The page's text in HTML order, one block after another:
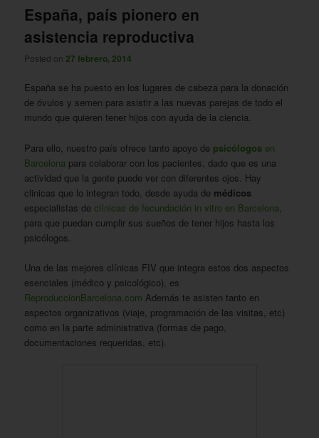
España, país pionero en
asistencia reproductiva
Posted on 27 febrero, 2014
España se ha puesto en los lugares de cabeza para la donación
de óvulos y semen para asistir a las nuevas parejas de todo el
mundo que quieren tener hijos con ayuda de la ciencia.
Para ello, nuestro país ofrece tanto apoyo de psicólogos en
Barcelona para colaborar con los pacientes, dado que es una
actividad que la gente puede ver con diferentes ojos. Hay
clinicas que lo integran todo, desde ayuda de médicos
especialistas declínicas de fecundación in vitro en Barcelona
para que puedan cumplir sus sueños de tener hijos hasta los
psicólogos.
Una de las mejores clínicas FIV que integra estos dos aspectos
esenciales (médico y psicológico), es
ReproduccionBarcelona.com Además te asisten tanto en
aspectos organizativos (viaje, programación de las visitas, etc)
como en la parte administrativa (formas de pago,
documentaciones requeridas, etc).